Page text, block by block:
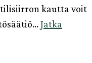
kautta voit
Jatka